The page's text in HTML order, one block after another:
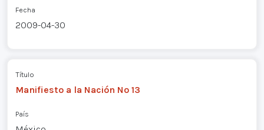
Fecha
2009-04-30
Título
Manifiesto a la Nación Nº 13
País